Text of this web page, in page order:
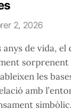
2, 2026
de vida, el
les
amb